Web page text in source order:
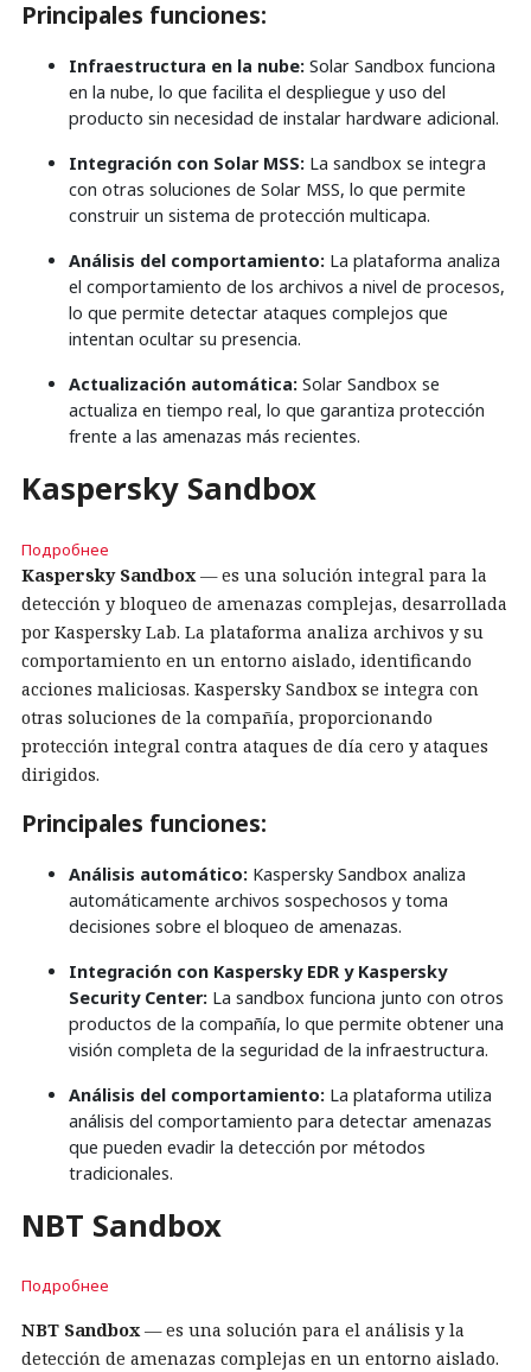
Principales funciones:
Infraestructura en la nube: Solar Sandbox funciona
en la nube, lo que facilita el despliegue y uso del
producto sin necesidad de instalar hardware adicional.
Integración con Solar MSS: La sandbox se integra
con otras soluciones de Solar MSS, lo que permite
construir un sistema de protección multicapa.
Análisis del comportamiento: La plataforma analiza
el comportamiento de los archivos a nivel de procesos,
lo que permite detectar ataques complejos que
intentan ocultar su presencia.
Actualización automática: Solar Sandbox se
actualiza en tiempo real, lo que garantiza protección
frente a las amenazas más recientes.
Kaspersky Sandbox
Подробнее
Kaspersky Sandbox — es una solución integral para la
detección y bloqueo de amenazas complejas, desarrollada
por Kaspersky Lab. La plataforma analiza archivos y su
comportamiento en un entorno aislado, identificando
acciones maliciosas. Kaspersky Sandbox se integra con
otras soluciones de la compañía, proporcionando
protección integral contra ataques de día cero y ataques
dirigidos.
Principales funciones:
Análisis automático: Kaspersky Sandbox analiza
automáticamente archivos sospechosos y toma
decisiones sobre el bloqueo de amenazas.
Integración con Kaspersky EDR y Kaspersky
Security Center: La sandbox funciona junto con otros
productos de la compañía, lo que permite obtener una
visión completa de la seguridad de la infraestructura.
Análisis del comportamiento: La plataforma utiliza
análisis del comportamiento para detectar amenazas
que pueden evadir la detección por métodos
tradicionales.
NBT Sandbox
Подробнее
NBT Sandbox— es una solución para el análisis y la
detección de amenazas complejas en un entorno aislado.